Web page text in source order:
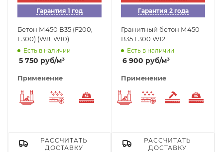
Гарантия 1 год
Бетон М450 В35 (F200,
F300) (W8, W10)
Есть в наличии
5 750 руб/м³
Применение
ФундаментыМорозостойкийТяжелый бетон
РАССЧИТАТЬ
ДОСТАВКУ
Гарантия 2 года
Гранитный бетон М450
В35 F300 W12
Есть в наличии
6 900 руб/м³
Применение
Фундаменты
Морозостойкий
РАССЧИТАТЬ
ДОСТАВКУ